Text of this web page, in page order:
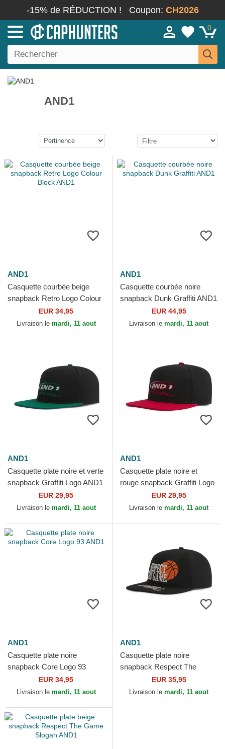
-15% de RÉDUCTION ! Coupon: CH2026
0
AND1
AND1
Casquette courbée beige
snapback Retro Logo Colour
Block AND1EUR 34,95
Livraison le mardi, 11 aout
AND1
Casquette courbée noire
snapback Dunk Graffiti AND1
EUR 44,95
Livraison le mardi, 11 aout
AND1
Casquette plate noire et verte
snapback Graffiti Logo AND1
EUR 29,95
Livraison le mardi, 11 aout
AND1
Casquette plate noire et
rouge snapback Graffiti Logo
EUR 29,95
Livraison le mardi, 11 aout
AND1
Casquette plate noire
snapback Core Logo 93
EUR 34,95
Livraison le mardi, 11 aout
AND1
Casquette plate noire
snapback Respect The
Game Slogan AND1
EUR 35,95
Livraison le mardi, 11 aout